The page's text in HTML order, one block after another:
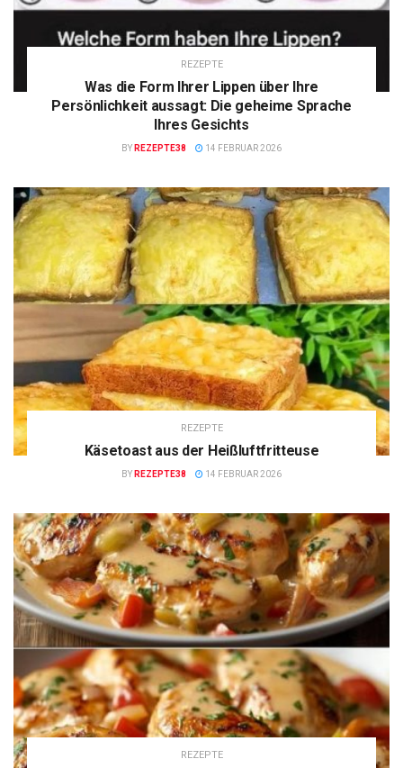
REZEPTE
Was die Form Ihrer Lippen über Ihre
Persönlichkeit aussagt: Die geheime Sprache
Ihres Gesichts
BY REZEPTE38 14 FEBRUAR 2026
REZEPTE
Käsetoast aus der Heißluftfritteuse
BY REZEPTE38 14 FEBRUAR 2026
REZEPTE